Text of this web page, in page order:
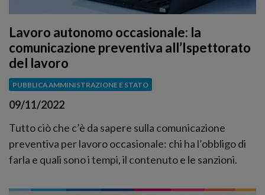
Lavoro autonomo occasionale: la
comunicazione preventiva all’Ispettorato
del lavoro
PUBBLICA AMMINISTRAZIONE E STATO
09/11/2022
Tutto ciò che c’è da sapere sulla comunicazione
preventiva per lavoro occasionale: chi ha l’obbligo di
farla e quali sono i tempi, il contenuto e le sanzioni.